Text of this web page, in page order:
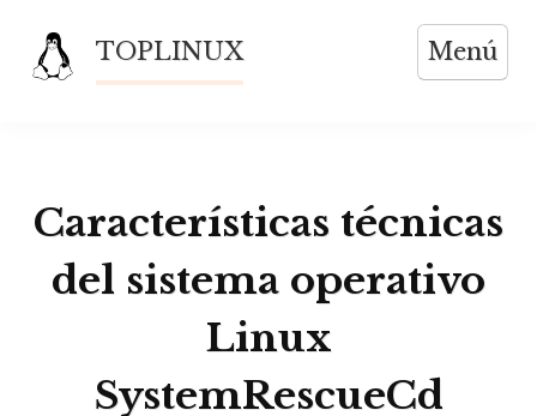
contenido
TOPLINUX Menú
Características técnicas
del sistema operativo
Linux
SystemRescueCd